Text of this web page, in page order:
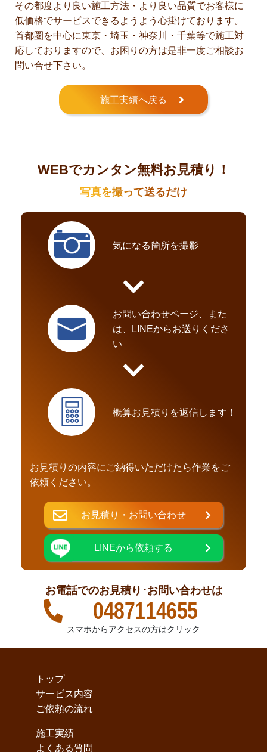
その都度より良い施工方法・より良い品質でお客様に
低価格でサービスできるようよう心掛けております。
首都圏を中心に東京・埼玉・神奈川・千葉等で施工対
応しておりますので、お困りの方は是非一度ご相談お
問い合せ下さい。
施工実績へ戻る
WEBでカンタン無料お見積り！
写真を撮って送るだけ
気になる箇所を撮影
お問い合わせページ、また
は、LINEからお送りくださ
い
概算お見積りを返信します！
お見積りの内容にご納得いただけたら作業をご
依頼ください。
お見積り・お問い合わせ
LINEから依頼する
お電話でのお見積り･お問い合わせは
0487114655
スマホからアクセスの方はクリック
トップ
サービス内容
ご依頼の流れ
施工実績
よくある質問